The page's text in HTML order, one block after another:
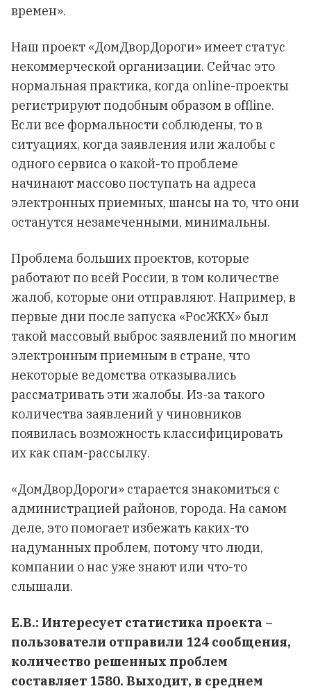
времен».
Наш проект «ДомДворДороги» имеет статус
некоммерческой организации. Сейчас это
нормальная практика, когда online-проекты
регистрируют подобным образом в offline.
Если все формальности соблюдены, то в
ситуациях, когда заявления или жалобы с
одного сервиса о какой-то проблеме
начинают массово поступать на адреса
электронных приемных, шансы на то, что они
останутся незамеченными, минимальны.
Проблема больших проектов, которые
работают по всей России, в том количестве
жалоб, которые они отправляют. Например, в
первые дни после запуска «РосЖКХ» был
такой массовый выброс заявлений по многим
электронным приемным в стране, что
некоторые ведомства отказывались
рассматривать эти жалобы. Из-за такого
количества заявлений у чиновников
появилась возможность классифицировать
их как спам-рассылку.
«ДомДворДороги» старается знакомиться с
администрацией районов, города. На самом
деле, это помогает избежать каких-то
надуманных проблем, потому что люди,
компании о нас уже знают или что-то
слышали.
Е.В.: Интересует статистика проекта –
пользователи отправили 124 сообщения,
количество решенных проблем
составляет 1580. Выходит, в среднем